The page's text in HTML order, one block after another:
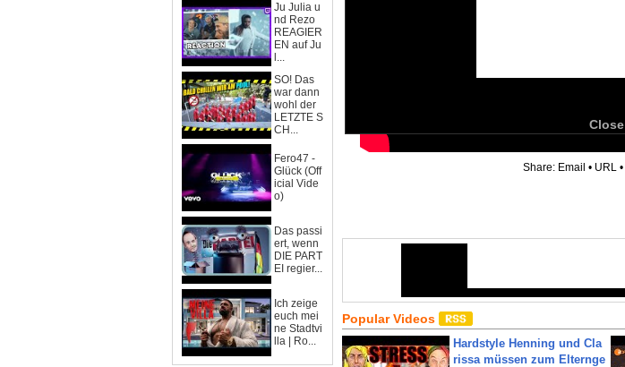
Ju Julia u
nd Rezo
REAGIER
EN auf Ju
l...
SO! Das
war dann
wohl der
LETZTE S
CH...
Fero47 -
Glück (Off
icial Vide
o)
Das passi
ert, wenn
DIE PART
EI regier...
Ich zeige
euch mei
ne Stadtvi
lla | Ro...
Close
Share: Email • URL •
Popular Videos
Hardstyle Henning und Cla
rissa müssen zum Elternge